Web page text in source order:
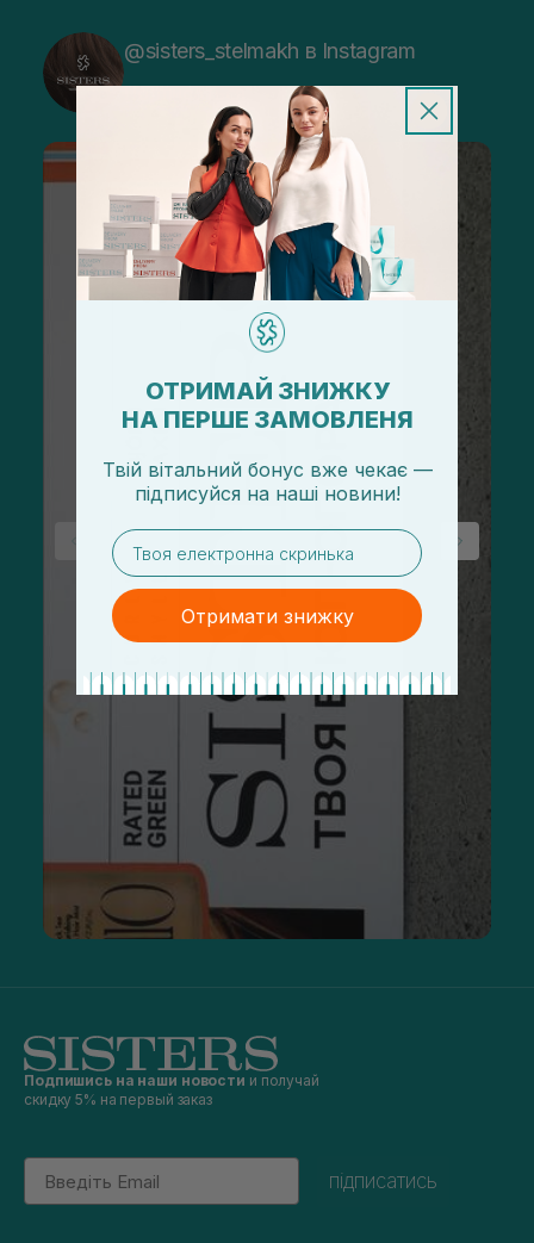
@sisters_stelmakh в Instagram
Подписаться
Подпишись на наши новости и получай
скидку 5% на первый заказ
Email
підписатись
ОТРИМАЙ ЗНИЖКУ
НА ПЕРШЕ ЗАМОВЛЕНЯ
Твій вітальний бонус вже чекає —
підписуйся на наші новини!
email
Отримати знижку